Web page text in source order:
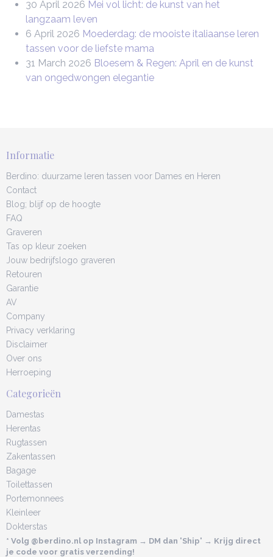
30 April 2026 Mei vol licht: de kunst van het
langzaam leven
6 April 2026 Moederdag: de mooiste italiaanse leren
tassen voor de liefste mama
31 March 2026 Bloesem & Regen: April en de kunst
van ongedwongen elegantie
Informatie
Berdino: duurzame leren tassen voor Dames en Heren
Contact
Blog; blijf op de hoogte
FAQ
Graveren
Tas op kleur zoeken
Jouw bedrijfslogo graveren
Retouren
Garantie
AV
Company
Privacy verklaring
Disclaimer
Over ons
Herroeping
Categorieën
Damestas
Herentas
Rugtassen
Zakentassen
Bagage
Toilettassen
Portemonnees
Kleinleer
Dokterstas
* Volg @berdino.nl op Instagram → DM dan 'Ship' → Krijg direct
je code voor gratis verzending!